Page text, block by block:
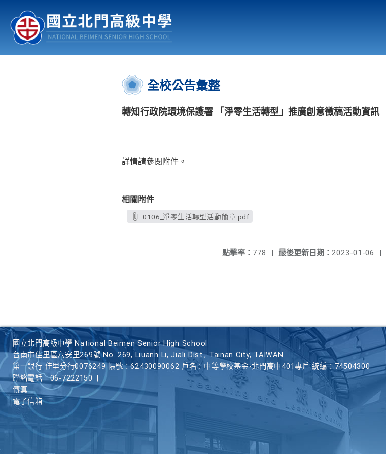
認識北中 行事曆
:::
全校公告彙整
轉知行政院環境保護署 「淨零生活轉型」推廣創意徵稿活動資訊
詳情請參閱附件。
相關附件
0106_淨零生活轉型活動簡章.pdf
最後更新日期： 2023-01-06 |
點擊率： 778 |
國立北門高級中學 National Beimen Senior High School
台南市佳里區六安里269號 No. 269, Liuann Li, Jiali Dist., Tainan City, TAIWAN
第一銀行 佳里分行0076249 帳號：62430090062 戶名：中等學校基金-北門高中401專戶 統編：74504300
聯絡電話
06-7222150
傳真
電子信箱